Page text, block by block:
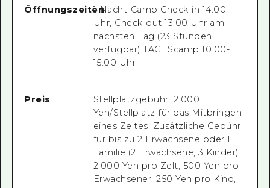
Öffnungszeiten1-Nacht-Camp Check-in 14:00
Uhr, Check-out 13:00 Uhr am
nächsten Tag (23 Stunden
verfügbar) TAGEScamp 10:00-
15:00 Uhr
Preis
Stellplatzgebühr: 2.000
Yen/Stellplatz für das Mitbringen
eines Zeltes. Zusätzliche Gebühr
für bis zu 2 Erwachsene oder 1
Familie (2 Erwachsene, 3 Kinder):
2.000 Yen pro Zelt, 500 Yen pro
Erwachsener, 250 Yen pro Kind,